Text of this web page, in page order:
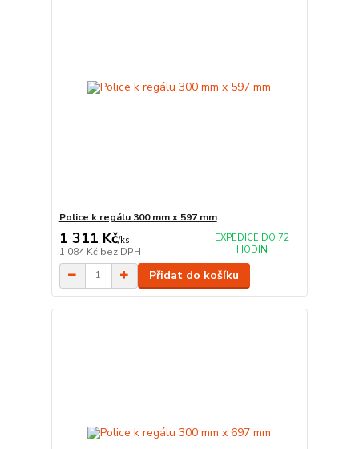
Police k regálu 300 mm x 597 mm
1 311 Kč/ks
1 084 Kč bez DPH
EXPEDICE DO 72
HODIN
Přidat do košíku